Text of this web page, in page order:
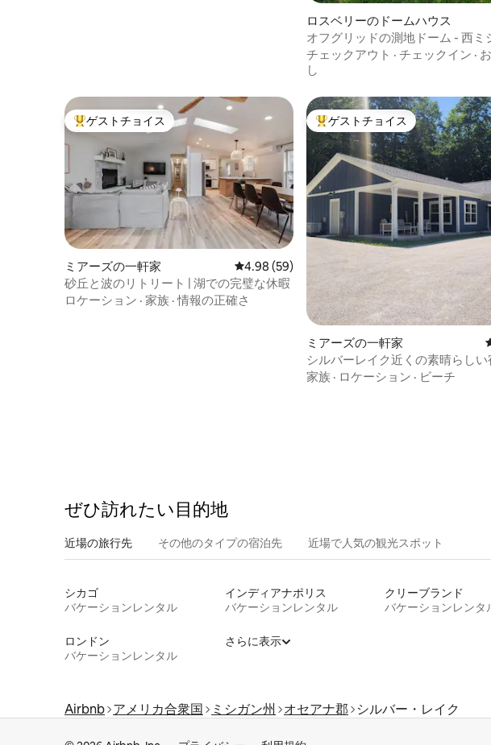
ロスベリーのドームハウス
オフグリッドの測地ドーム - 西ミ
の田舎で楽しむグランピング
チェックアウト · チェックイン ·
し
大好評のゲストチョイスです。
ゲストチョイス
ミアーズの一軒家 レビュー59件、5つ星中4.98つ星の平均評価
4.98 (59)
砂丘と波のリトリート | 湖での完璧な休暇
ロケーション · 家族 ·情報の正確さ
大好評のゲストチョイスです。
ゲストチョイス
ミアーズの一軒家
シルバーレイク近くの素晴らし
家族 · ロケーション · ビーチ
ぜひ訪⁠れ⁠た⁠い目⁠的⁠地
近場の旅行先 その他のタ⁠イ⁠プ⁠の宿⁠泊⁠先 近場で人気の観光スポット
シカゴ
バケーションレンタル
インディアナポリス
バケーションレンタル
クリーブランド
バケーションレンタ
ロンドン
バケーションレンタル
さらに表示
Airbnb アメリカ合衆国 ミシガン州 オセアナ郡 シルバー・レイク